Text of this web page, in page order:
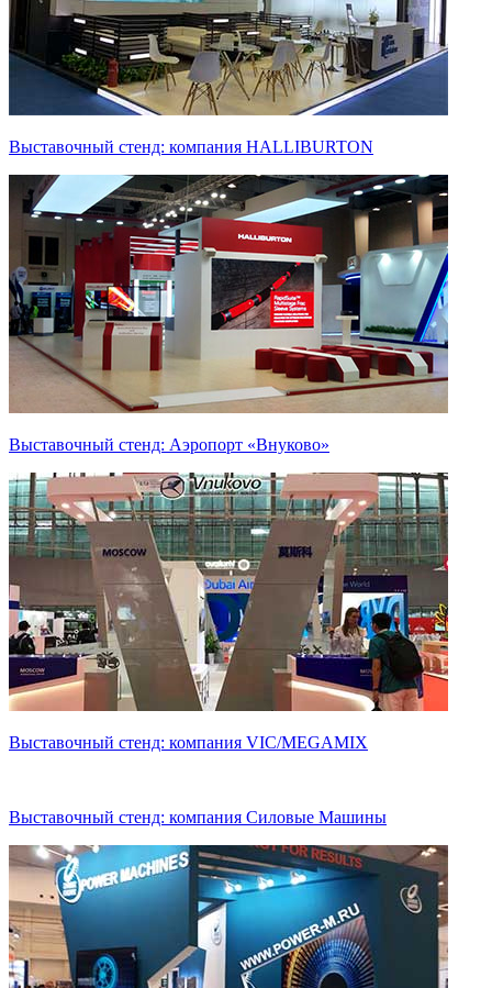
Выставочный стенд: компания HALLIBURTON
Выставочный стенд: Аэропорт «Внуково»
Выставочный стенд: компания VIC/MEGAMIX
Выставочный стенд: компания Силовые Машины